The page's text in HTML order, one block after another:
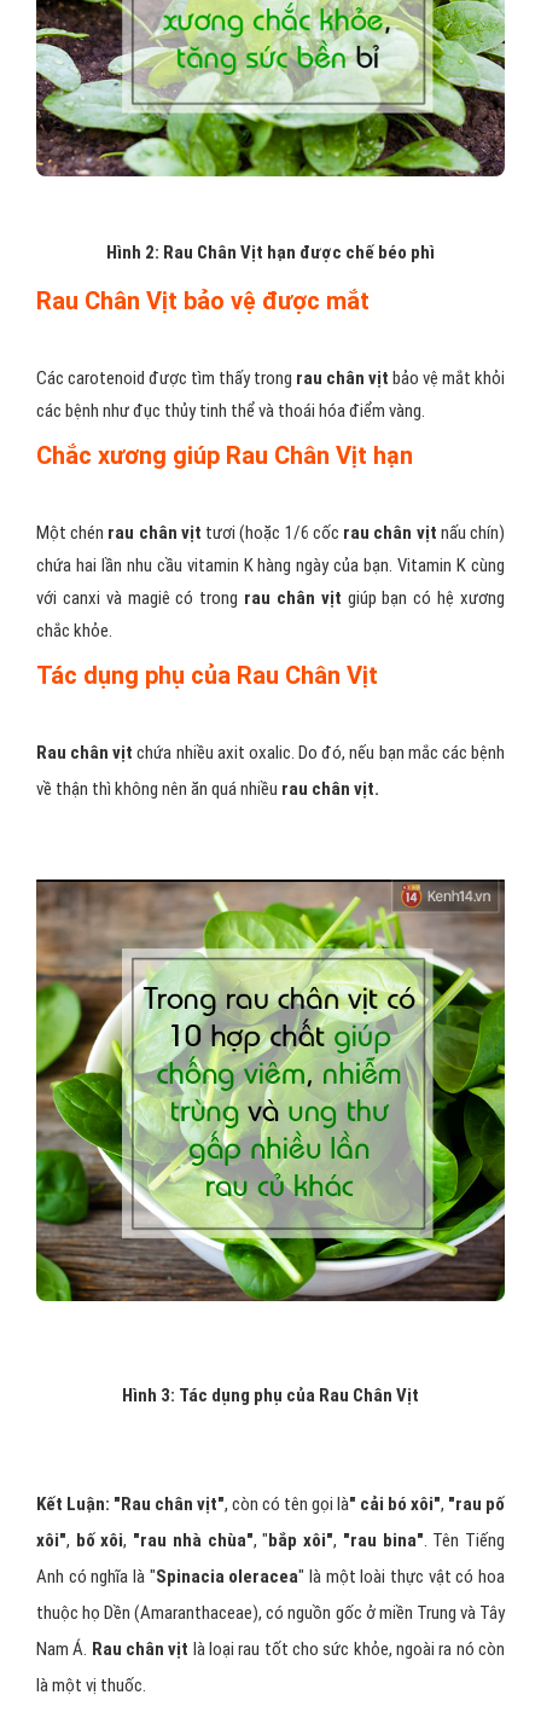
Hình 2: Rau Chân Vịt hạn được chế béo phì
Rau Chân Vịt bảo vệ được mắt
Các carotenoid được tìm thấy trong rau chân vịt bảo vệ mắt khỏi
các bệnh như đục thủy tinh thể và thoái hóa điểm vàng.
Chắc xương giúp Rau Chân Vịt hạn
Một chén rau chân vịt tươi (hoặc 1/6 cốc rau chân vịt nấu chín)
chứa hai lần nhu cầu vitamin K hàng ngày của bạn. Vitamin K cùng
với canxi và magiê có trong rau chân vịt giúp bạn có hệ xương
chắc khỏe.
Tác dụng phụ của Rau Chân Vịt
Rau chân vịt chứa nhiều axit oxalic. Do đó, nếu bạn mắc các bệnh
về thận thì không nên ăn quá nhiều rau chân vịt.
Hình 3: Tác dụng phụ của Rau Chân Vịt
Kết Luận: "Rau chân vịt", còn có tên gọi là" cải bó xôi", "rau pố
xôi", bố xôi, "rau nhà chùa", " bắp xôi", "rau bina". Tên Tiếng
Anh có nghĩa là "Spinacia oleracea" là một loài thực vật có hoa
thuộc họ Dền (Amaranthaceae), có nguồn gốc ở miền Trung và Tây
Nam Á. Rau chân vịt là loại rau tốt cho sức khỏe, ngoài ra nó còn
là một vị thuốc.